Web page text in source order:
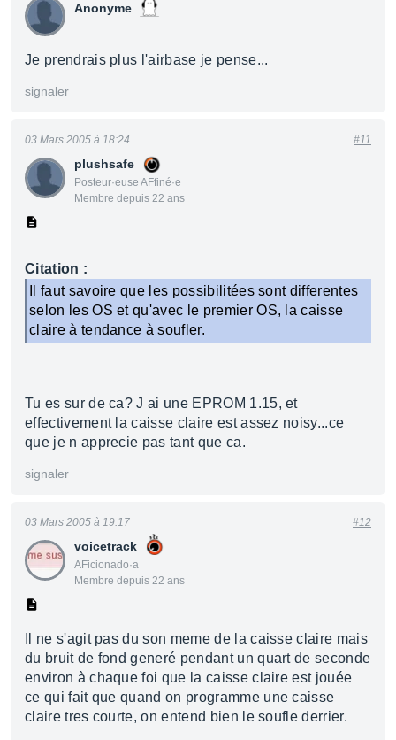
Anonyme
Je prendrais plus l'airbase je pense...
signaler
plushsafe
Posteur·euse AFfiné·e
Membre depuis 22 ans
03 Mars 2005 à 18:24 #11
Citation :
Il faut savoire que les possibilitées sont differentes
selon les OS et qu'avec le premier OS, la caisse
claire à tendance à soufler.
Tu es sur de ca? J ai une EPROM 1.15, et
effectivement la caisse claire est assez noisy...ce
que je n apprecie pas tant que ca.
signaler
voicetrack
AFicionado·a
Membre depuis 22 ans
03 Mars 2005 à 19:17 #12
Il ne s'agit pas du son meme de la caisse claire mais
du bruit de fond generé pendant un quart de seconde
environ à chaque foi que la caisse claire est jouée
ce qui fait que quand on programme une caisse
claire tres courte, on entend bien le soufle derrier.